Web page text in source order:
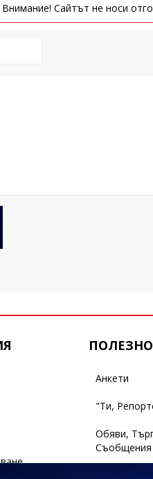
Внимание! Сайтът не носи
ПОЛЕЗНО
Анкети
"Ти,
Обяви,
Съобщения